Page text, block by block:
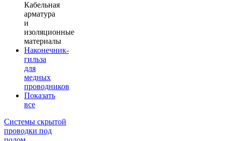
Кабельная
арматура
и
изоляционные
материалы
Наконечник-
гильза
для
медных
проводников
Показать
все
Системы скрытой
проводки под